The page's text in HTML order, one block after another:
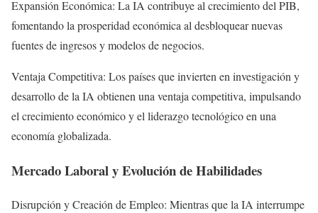
Expansión Económica: La IA contribuye al crecimiento del PIB,
fomentando la prosperidad económica al desbloquear nuevas
fuentes de ingresos y modelos de negocios.
Ventaja Competitiva: Los países que invierten en investigación y
desarrollo de la IA obtienen una ventaja competitiva, impulsando
el crecimiento económico y el liderazgo tecnológico en una
economía globalizada.
Mercado Laboral y Evolución de Habilidades
Disrupción y Creación de Empleo: Mientras que la IA interrumpe